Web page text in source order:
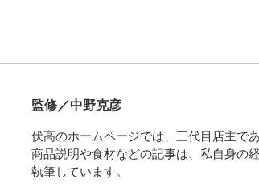
監修／中野克彦
伏高のホームページでは、三代目店主で
商品説明や食材などの記事は、私自身の
執筆しています。